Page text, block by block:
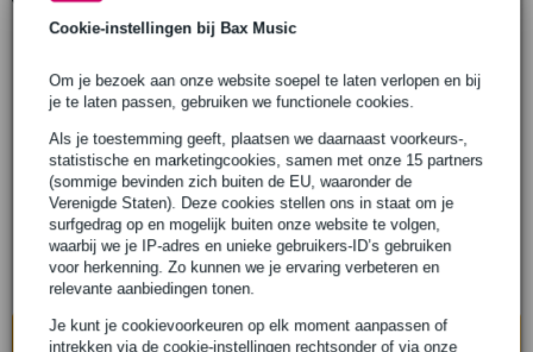
Cookie-instellingen bij Bax Music
Om je bezoek aan onze website soepel te laten verlopen en bij
je te laten passen, gebruiken we functionele cookies.
Als je toestemming geeft, plaatsen we daarnaast voorkeurs-,
statistische en marketingcookies, samen met onze 15 partners
(sommige bevinden zich buiten de EU, waaronder de
Verenigde Staten). Deze cookies stellen ons in staat om je
surfgedrag op en mogelijk buiten onze website te volgen,
waarbij we je IP-adres en unieke gebruikers-ID’s gebruiken
voor herkenning. Zo kunnen we je ervaring verbeteren en
relevante aanbiedingen tonen.
Je kunt je cookievoorkeuren op elk moment aanpassen of
intrekken via de cookie-instellingen rechtsonder of via onze
Palmer Pocket Amp MK 2 preamp en DI-
box voor elektrische gitaar
Adviesprijs € 128,- € 88,-
Op voorraad bij de leverancier
Ook in1 winkel op voorraad
In mijn winkelwagen